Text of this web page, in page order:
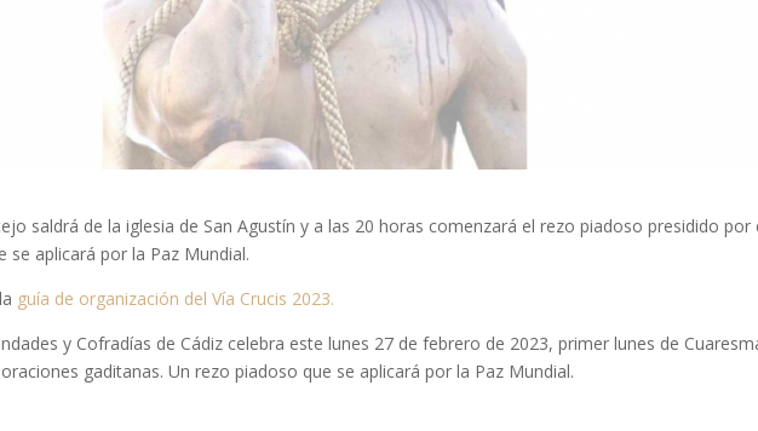
saldrá de la iglesia de San Agustín y a las 20 horas comenzará el rezo piadoso presidido por
se aplicará por la Paz Mundial.
guía de organización del Vía Crucis 2023.
y Cofradías de Cádiz celebra este lunes 27 de febrero de 2023, primer lunes de
gaditanas. Un rezo piadoso que se aplicará por la Paz Mundial.